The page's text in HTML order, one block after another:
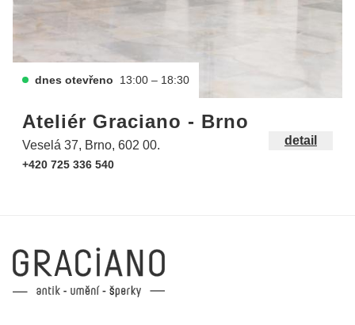
dnes otevřeno 13:00 – 18:30
Ateliér Graciano - Brno
Veselá 37, Brno, 602 00.
+420 725 336 540
detail